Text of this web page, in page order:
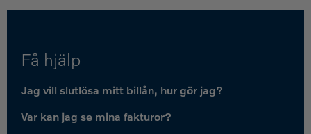
Få hjälp
Jag vill slutlösa mitt billån, hur gör jag?
Var kan jag se mina fakturor?